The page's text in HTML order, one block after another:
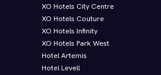
XO Hotels City Centre
XO Hotels Couture
XO Hotels Infinity
XO Hotels Park West
Hotel Artemis
Hotel Levell